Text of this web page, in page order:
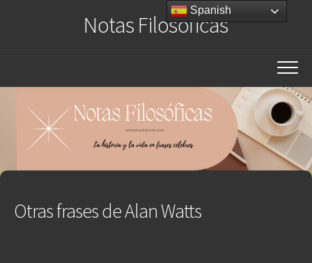
Notas Filosóficas
Otras frases de Alan Watts
Spanish